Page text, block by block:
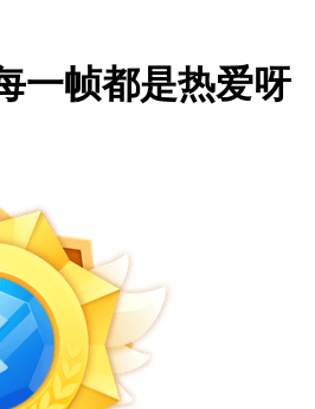
一帧都是热爱呀